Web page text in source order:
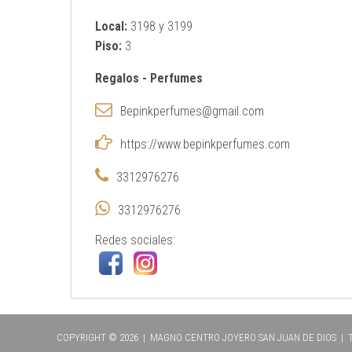
Local: 3198 y 3199
Piso: 3
Regalos - Perfumes
Bepinkperfumes@gmail.com
https://www.bepinkperfumes.com
3312976276
3312976276
Redes sociales:
COPYRIGHT © 2026 | MAGNO CENTRO JOYERO SAN JUAN DE DIOS |